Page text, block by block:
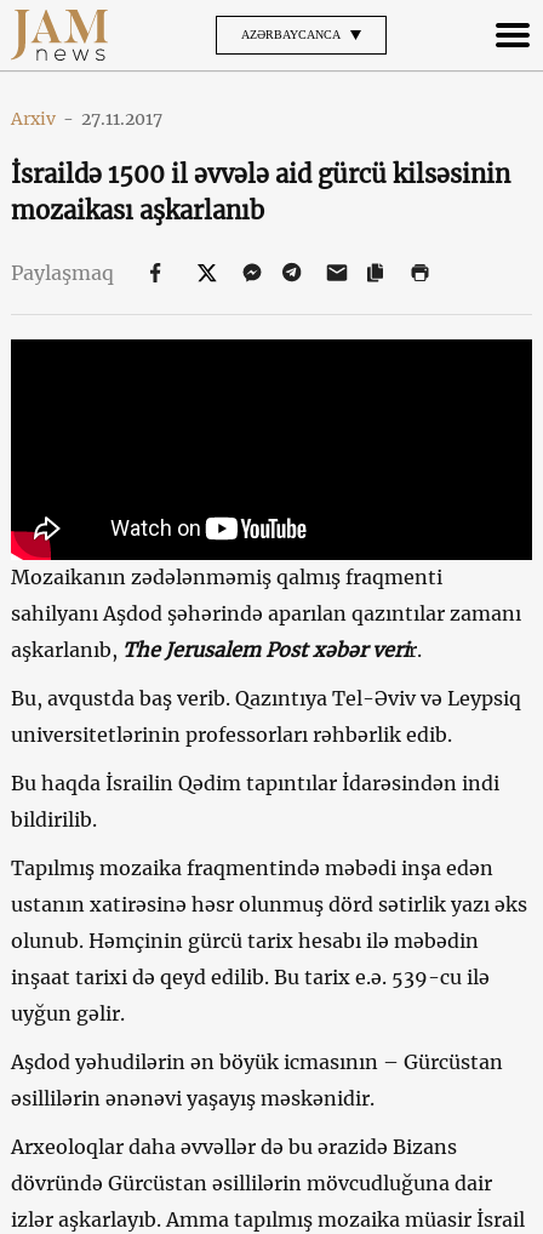
AZƏRBAYCANCA
Arxiv - 27.11.2017
İsraildə 1500 il əvvələ aid gürcü kilsəsinin
mozaikası aşkarlanıb
Paylaşmaq
Mozaikanın zədələnməmiş qalmış fraqmenti
sahilyanı Aşdod şəhərində aparılan qazıntılar zamanı
aşkarlanıb, The Jerusalem Post xəbər verir.
Bu, avqustda baş verib. Qazıntıya Tel-Əviv və Leypsiq
universitetlərinin professorları rəhbərlik edib.
Bu haqda İsrailin Qədim tapıntılar İdarəsindən indi
bildirilib.
Tapılmış mozaika fraqmentində məbədi inşa edən
ustanın xatirəsinə həsr olunmuş dörd sətirlik yazı əks
olunub. Həmçinin gürcü tarix hesabı ilə məbədin
inşaat tarixi də qeyd edilib. Bu tarix e.ə. 539-cu ilə
uyğun gəlir.
Aşdod yəhudilərin ən böyük icmasının – Gürcüstan
əsillilərin ənənəvi yaşayış məskənidir.
Arxeoloqlar daha əvvəllər də bu ərazidə Bizans
dövründə Gürcüstan əsillilərin mövcudluğuna dair
izlər aşkarlayıb. Amma tapılmış mozaika müasir İsrail